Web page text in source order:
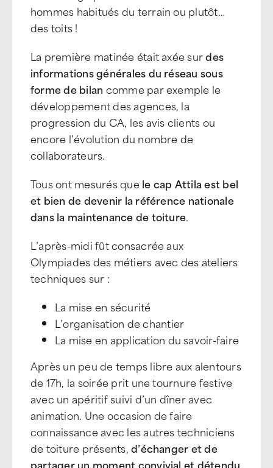
hommes habitués du terrain ou plutôt…
des toits !
La première matinée était axée surdes
informations générales du réseau sous
forme de bilan comme par exemple le
développement des agences, la
progression du CA, les avis clients ou
encore l’évolution du nombre de
collaborateurs.
Tous ont mesurés que le cap Attila est bel
et bien de devenir la référence nationale
dans la maintenance de toiture.
L’après-midi fût consacrée aux
Olympiades des métiers avec des ateliers
techniques sur :
La mise en sécurité
L’organisation de chantier
La mise en application du savoir-faire
Après un peu de temps libre aux alentours
de 17h, la soirée prit une tournure festive
avec un apéritif suivi d’un dîner avec
animation. Une occasion de faire
connaissance avec les autres techniciens
de toiture présents,d’échanger et de
partager un moment convivial et détendu